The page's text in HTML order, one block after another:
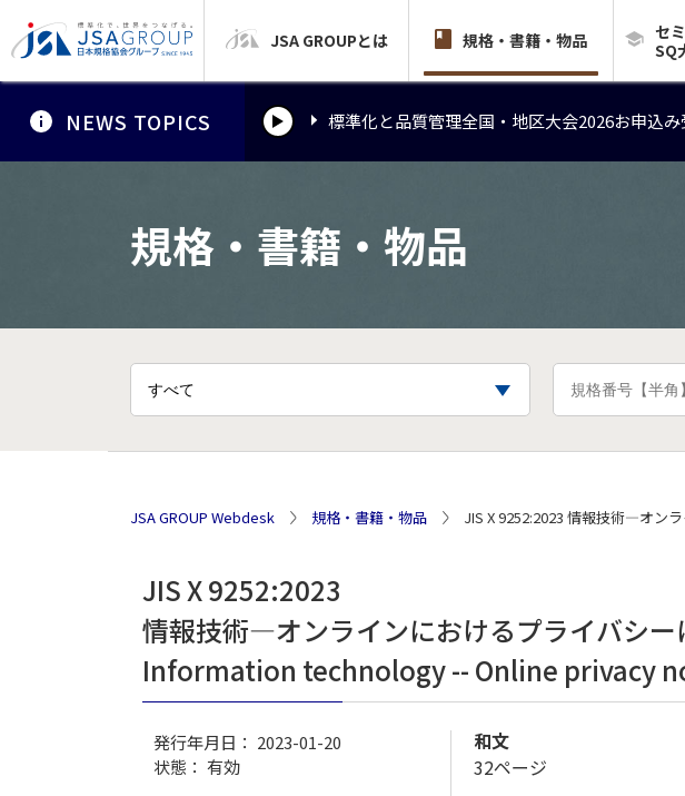
JSA GROUPとは 規格・書籍・物品
セ
SQ
NEWS TOPICS
標準化と品質管理全国・地区大会2026お申込み
標準化と品質管理全国・地区大会2026お申込み
標準化と品質管理全国・地区大会2026お申込
規格・書籍・物品
JSA GROUP Webdesk 規格・書籍・物品 JIS X 9252:2023 情報技術―オン
JIS X 9252:2023
情報技術―オンラインにおけるプライバシー
Information technology -- Online privacy
発行年月日： 2023-01-20
状態：有効
和文
32ページ